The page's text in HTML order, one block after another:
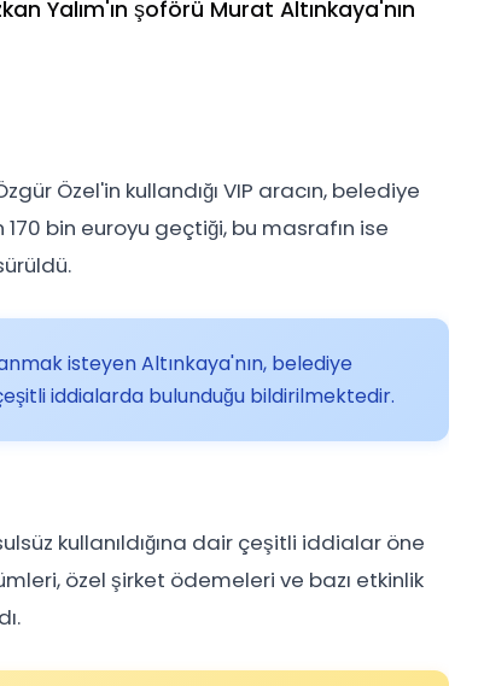
Yalım'ın şoförü Murat Altınkaya'nın
Özel'in kullandığı VIP aracın, belediye
bin euroyu geçtiği, bu masrafın ise
isteyen Altınkaya'nın, belediye
iddialarda bulunduğu bildirilmektedir.
kullanıldığına dair çeşitli iddialar öne
özel şirket ödemeleri ve bazı etkinlik